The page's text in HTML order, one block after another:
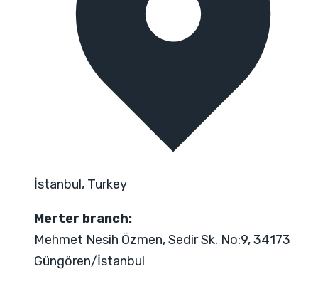
İstanbul, Turkey
Merter branch:
Mehmet Nesih Özmen, Sedir Sk. No:9, 34173
Güngören/İstanbul